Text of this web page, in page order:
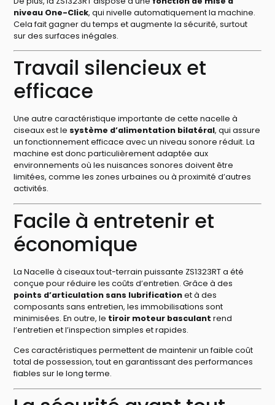
niveau One-Click, qui nivelle automatiquement la machine.
Cela fait gagner du temps et augmente la sécurité, surtout
sur des surfaces inégales.
Travail silencieux et
efficace
Une autre caractéristique importante de cette nacelle à
ciseaux est le système d’alimentation bilatéral, qui assure
un fonctionnement efficace avec un niveau sonore réduit. La
machine est donc particulièrement adaptée aux
environnements où les nuisances sonores doivent être
limitées, comme les zones urbaines ou à proximité d’autres
activités.
Facile à entretenir et
économique
La Nacelle à ciseaux tout-terrain puissante ZS1323RT a été
conçue pour réduire les coûts d’entretien. Grâce à des
points d’articulation sans lubrificationet à des
composants sans entretien, les immobilisations sont
minimisées. En outre, le tiroir moteur basculant rend
l’entretien et l’inspection simples et rapides.
Ces caractéristiques permettent de maintenir un faible coût
total de possession, tout en garantissant des performances
fiables sur le long terme.